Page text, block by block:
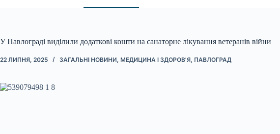
У Павлограді виділили додаткові кошти на санаторне лікування ветеранів війни
22 ЛИПНЯ, 2025 ЗАГАЛЬНІ НОВИНИ, МЕДИЦИНА І ЗДОРОВ'Я, ПАВЛОГРАД